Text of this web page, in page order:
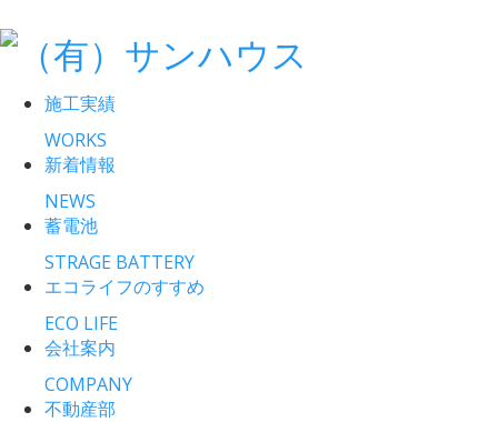
施工実績
WORKS
新着情報
NEWS
蓄電池
STRAGE BATTERY
エコライフのすすめ
ECO LIFE
会社案内
COMPANY
不動産部